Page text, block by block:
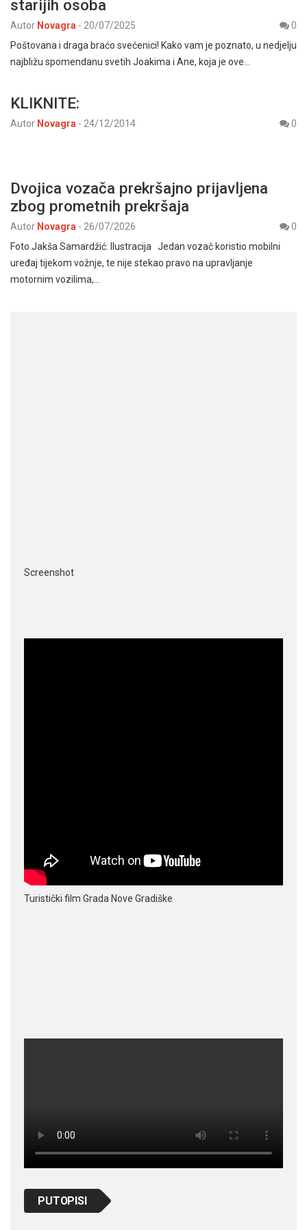
starijih osoba
Autor Novagra - 20/07/2025
0
Poštovana i draga braćo svećenici! Kako vam je poznato, u nedjelju
najbližu spomendanu svetih Joakima i Ane, koja je ove…
KLIKNITE:
Autor Novagra - 24/12/2014 0
Dvojica vozača prekršajno prijavljena
zbog prometnih prekršaja
Autor Novagra - 26/07/2026
0
Foto Jakša Samardžić: Ilustracija Jedan vozač koristio mobilni
uređaj tijekom vožnje, te nije stekao pravo na upravljanje
motornim vozilima,…
Screenshot
Turistički film Grada Nove Gradiške
PUTOPISI